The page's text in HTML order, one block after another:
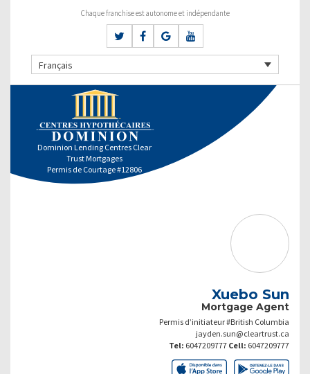
Chaque franchise est autonome et indépendante
Français
Dominion Lending Centres Clear
Trust Mortgages
Permis de Courtage #12806
Xuebo Sun
Mortgage Agent
Permis d’initiateur #British Columbia
jayden.sun@cleartrust.ca
Tel: 6047209777 Cell: 6047209777